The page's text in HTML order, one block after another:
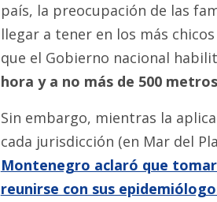
país, la preocupación de las
llegar a tener en los más
que el Gobierno nacional
hora y a no más de 500
Sin embargo, mientras la
cada jurisdicción (en Mar del
Montenegro aclaró que
reunirse con sus